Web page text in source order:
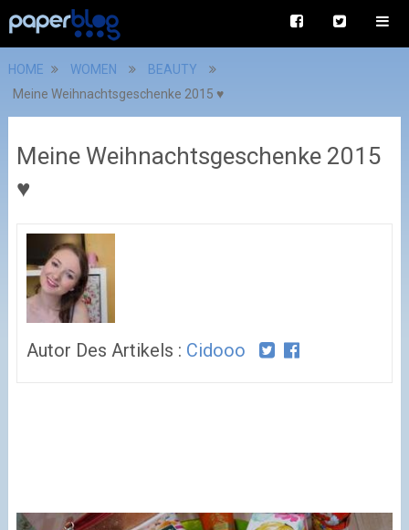
HOME WOMEN
BEAUTY
Meine Weihnachtsgeschenke 2015 ♥
Meine Weihnachtsgeschenke 2015
♥
Autor Des Artikels : Cidooo